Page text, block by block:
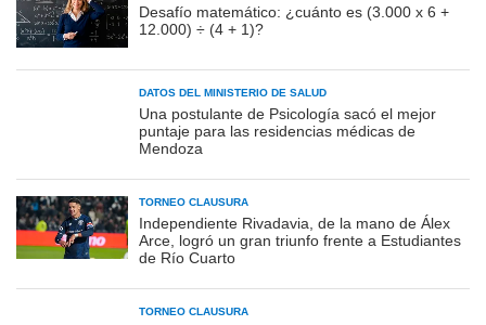
Desafío matemático: ¿cuánto es (3.000 x 6 +
12.000) ÷ (4 + 1)?
DATOS DEL MINISTERIO DE SALUD
Una postulante de Psicología sacó el mejor
puntaje para las residencias médicas de
Mendoza
TORNEO CLAUSURA
Independiente Rivadavia, de la mano de Álex
Arce, logró un gran triunfo frente a Estudiantes
de Río Cuarto
TORNEO CLAUSURA